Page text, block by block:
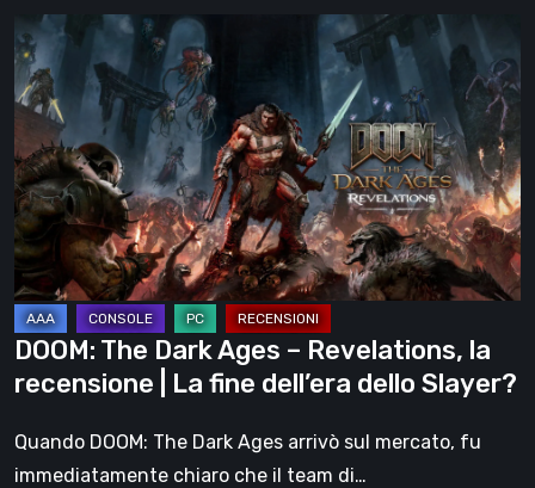
DOOM:
The
Dark
Ages
–
Revelations,
la
recensione
|
La
fine
dell’era
dello
Slayer?
DOOM: The Dark Ages – Revelations, la
recensione | La fine dell’era dello Slayer?
Quando DOOM: The Dark Ages arrivò sul mercato, fu
immediatamente chiaro che il team di…